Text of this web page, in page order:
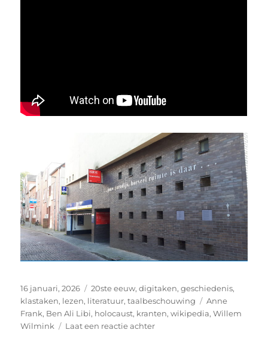
Geplaatst
op
16 januari, 2026 Categorieën
20ste eeuw,digitaken,geschiedenis,
klastaken, lezen, literatuur,taalbeschouwing Tags
Anne
Frank, Ben Ali Libi, holocaust, kranten,wikipedia,Willem
Wilmink
Laat een reactie achterop